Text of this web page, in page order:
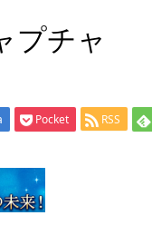
プチャ
Pocket RSS